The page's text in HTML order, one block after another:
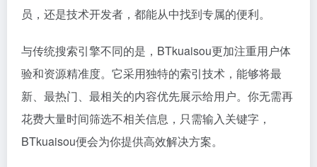
员，还是技术开发者，都能从中找到专属的便利。
与传统搜索引擎不同的是，BTkuaisou更加注重用户体
验和资源精准度。它采用独特的索引技术，能够将最
新、最热门、最相关的内容优先展示给用户。你无需再
花费大量时间筛选不相关信息，只需输入关键字，
BTkuaisou便会为你提供高效解决方案。